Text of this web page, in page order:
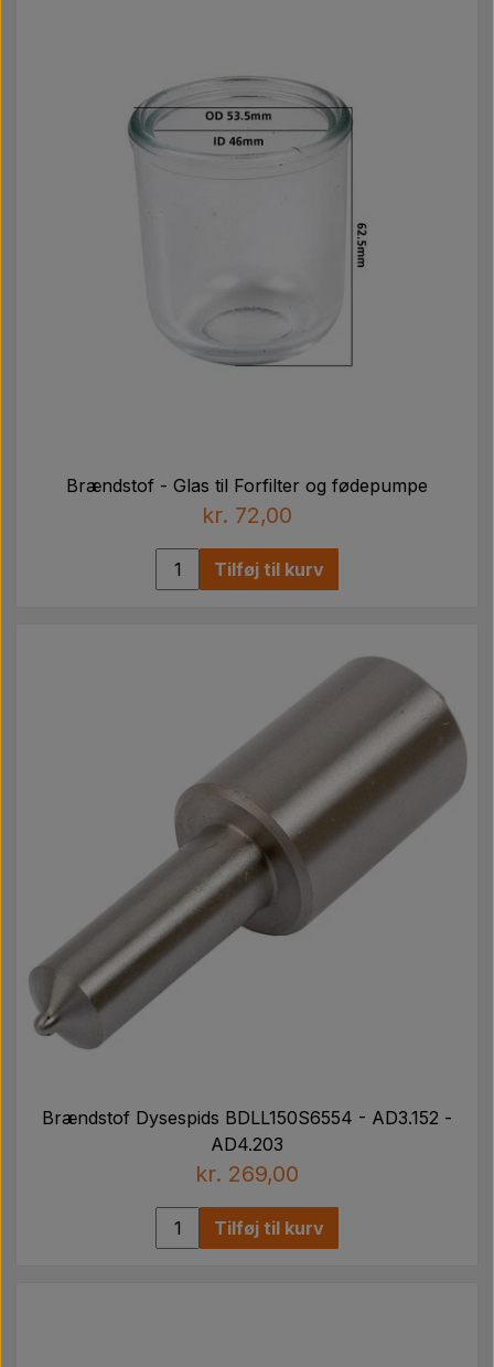
Brændstof - Glas til Forfilter og fødepumpe
kr. 72,00
Tilføj til kurv
Brændstof Dysespids BDLL150S6554 - AD3.152 -
AD4.203
kr. 269,00
Tilføj til kurv